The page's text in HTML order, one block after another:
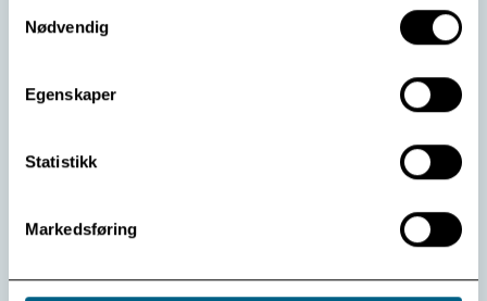
Nødvendig
Egenskaper
Statistikk
Markedsføring
Vis flere Se arkiv
Telefon32 74 97 00